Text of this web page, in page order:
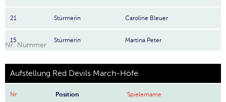
21 Stürmerin Caroline Bleuer
15 Stürmerin Martina Peter
Nr: Nummer
Aufstellung Red Devils March-Höfe
Nr Position Spielername